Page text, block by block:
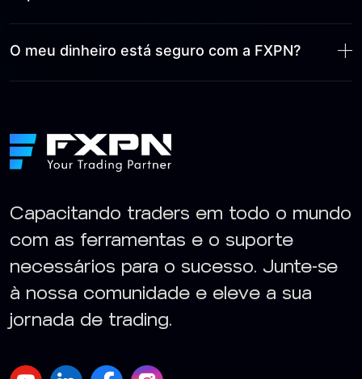
O meu dinheiro está seguro com a FXPN?
Capacitando traders em todo o mundo
com as ferramentas e o suporte
necessários para o sucesso. Junte-se
à nossa comunidade e eleve a sua
jornada de trading.